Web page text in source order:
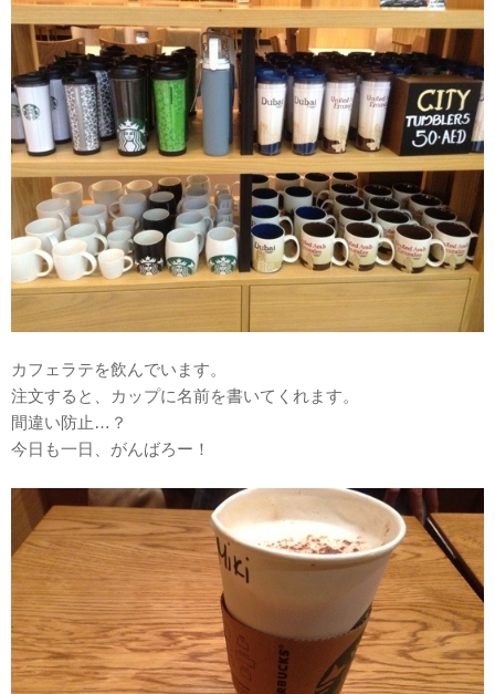
カフェラテを飲んでいます。
注文すると、カップに名前を書いてくれます。
間違い防止…？
今日も一日、がんばろー！